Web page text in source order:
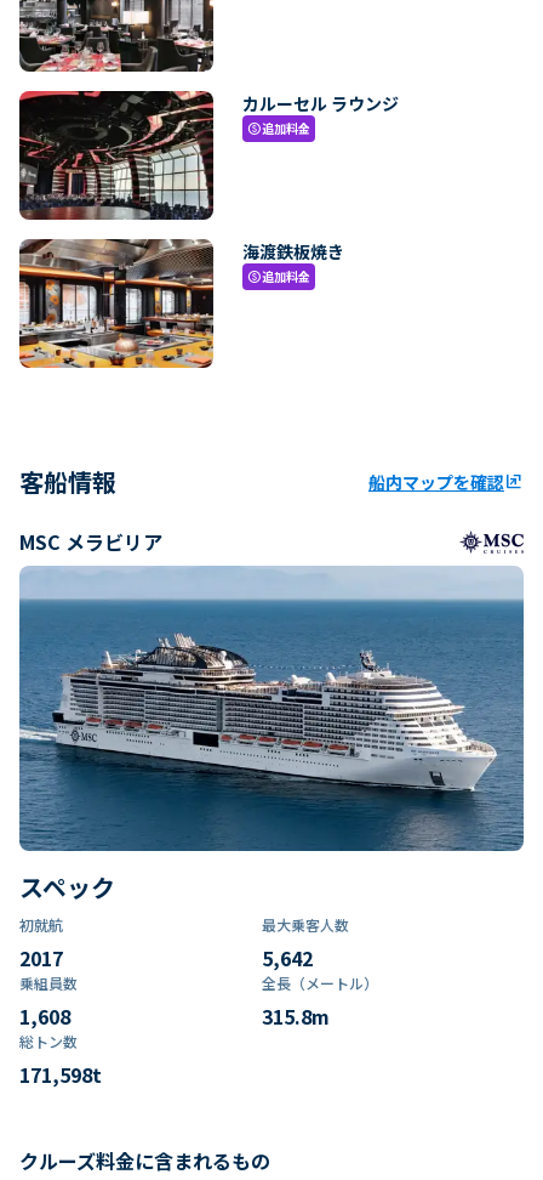
カルーセル ラウンジ
paid追加料金
海渡鉄板焼き
paid追加料金
客船情報 船内マップを確認ungroup
MSC メラビリア
スペック
初就航
2017
最大乗客人数
5,642
乗組員数​
1,608
全長（メートル）
315.8m
総トン数​
171,598t
クルーズ料金に含まれるもの